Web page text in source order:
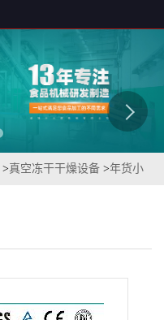
>真空冻干干燥设备 >年货小